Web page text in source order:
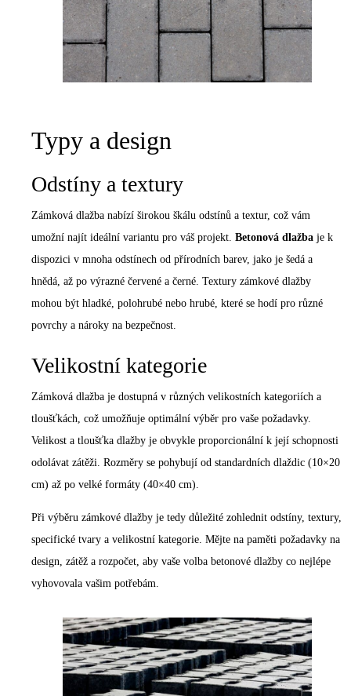
Typy a design
Odstíny a textury
Zámková dlažba nabízí širokou škálu odstínů a textur, což vám
umožní najít ideální variantu pro váš projekt. Betonová dlažba je k
dispozici v mnoha odstínech od přírodních barev, jako je šedá a
hnědá, až po výrazné červené a černé. Textury zámkové dlažby
mohou být hladké, polohrubé nebo hrubé, které se hodí pro různé
povrchy a nároky na bezpečnost.
Velikostní kategorie
Zámková dlažba je dostupná v různých velikostních kategoriích a
tloušťkách, což umožňuje optimální výběr pro vaše požadavky.
Velikost a tloušťka dlažby je obvykle proporcionální k její schopnosti
odolávat zátěži. Rozměry se pohybují od standardních dlaždic (10×20
cm) až po velké formáty (40×40 cm).
Při výběru zámkové dlažby je tedy důležité zohlednit odstíny, textury,
specifické tvary a velikostní kategorie. Mějte na paměti požadavky na
design, zátěž a rozpočet, aby vaše volba betonové dlažby co nejlépe
vyhovovala vašim potřebám.